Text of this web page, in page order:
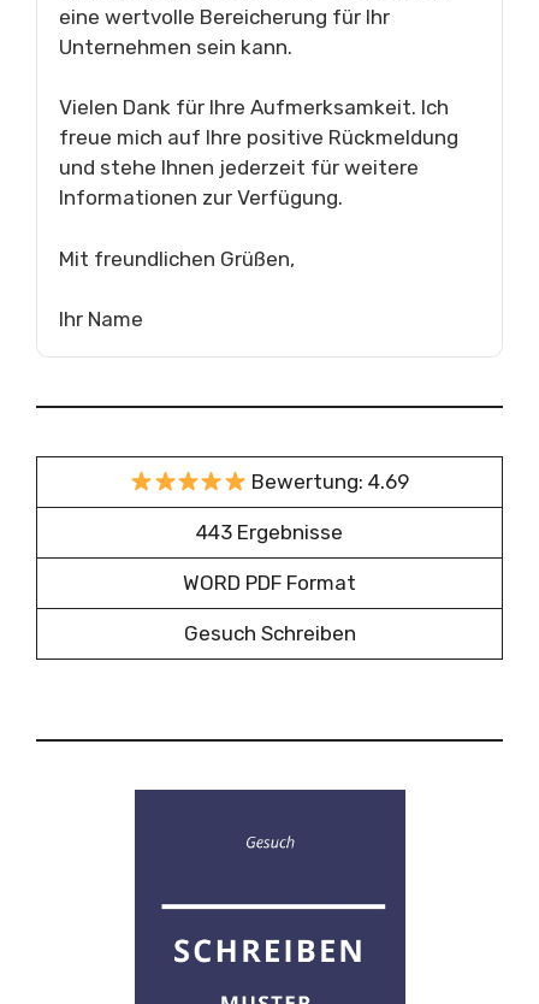
eine wertvolle Bereicherung für Ihr
Unternehmen sein kann.
Vielen Dank für Ihre Aufmerksamkeit. Ich
freue mich auf Ihre positive Rückmeldung
und stehe Ihnen jederzeit für weitere
Informationen zur Verfügung.
Mit freundlichen Grüßen,
Ihr Name
Bewertung: 4.69
443 Ergebnisse
WORD PDF Format
Gesuch Schreiben